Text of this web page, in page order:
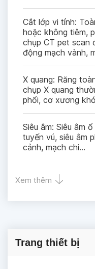
Cắt lớp vi tính:
hoặc không tiêm,
chụp CT pet scan
động mạch vành,
X quang: Răng
chụp X quang
phổi, cơ xương
Siêu âm: Siêu âm
tuyến vú, siêu âm
cảnh, mạch chi...
Xem thêm
Trang thiết bị